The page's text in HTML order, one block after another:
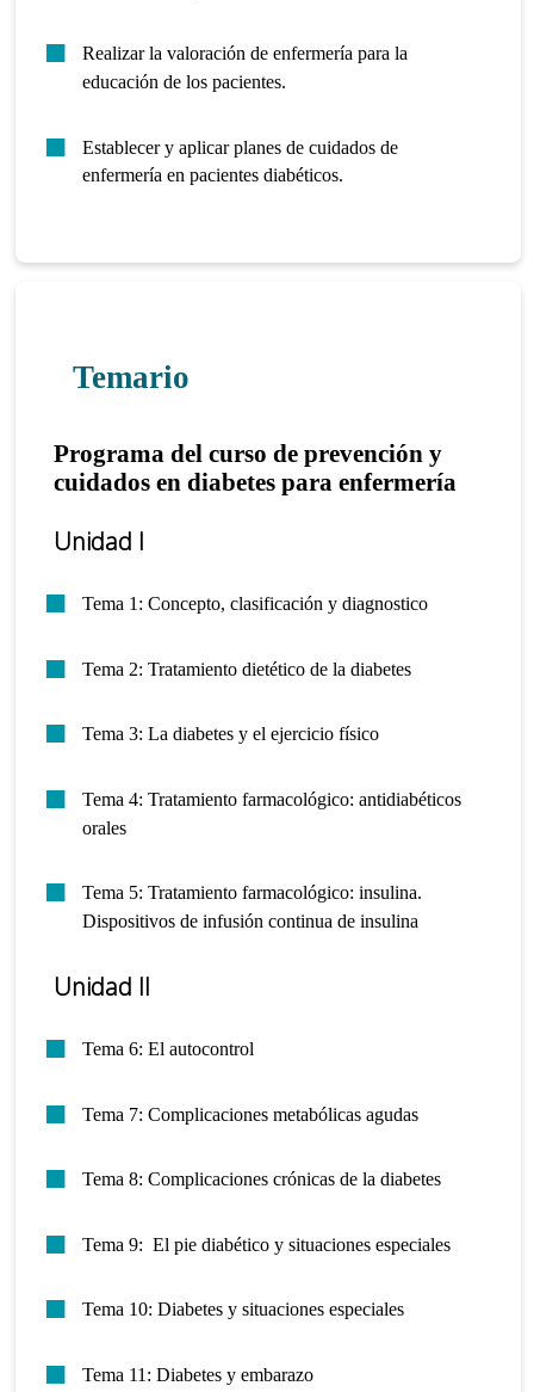
Realizar la valoración de enfermería para la
educación de los pacientes.
Establecer y aplicar planes de cuidados de
enfermería en pacientes diabéticos.
Temario
Programa del curso de prevención y
cuidados en diabetes para enfermería
Unidad I
Tema 1: Concepto, clasificación y diagnostico
Tema 2: Tratamiento dietético de la diabetes
Tema 3: La diabetes y el ejercicio físico
Tema 4: Tratamiento farmacológico: antidiabéticos
orales
Tema 5: Tratamiento farmacológico: insulina.
Dispositivos de infusión continua de insulina
Unidad II
Tema 6: El autocontrol
Tema 7: Complicaciones metabólicas agudas
Tema 8: Complicaciones crónicas de la diabetes
Tema 9: El pie diabético y situaciones especiales
Tema 10: Diabetes y situaciones especiales
Tema 11: Diabetes y embarazo